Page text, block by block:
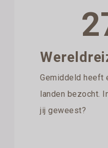
Gemiddeld heeft
landen bezocht.
jij geweest?